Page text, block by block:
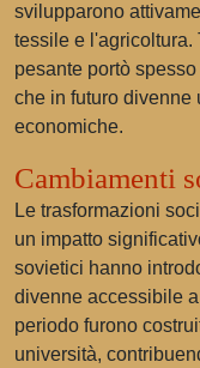
svilupparono
tessile e l'agricoltura.
pesante portò
che in futuro divenne
economiche.
Cambiamenti
Le trasformazioni
un impatto
sovietici hanno
divenne accessibile
periodo furono
università,